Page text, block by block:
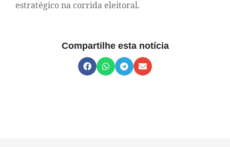
estratégico na corrida eleitoral.
Compartilhe esta notícia